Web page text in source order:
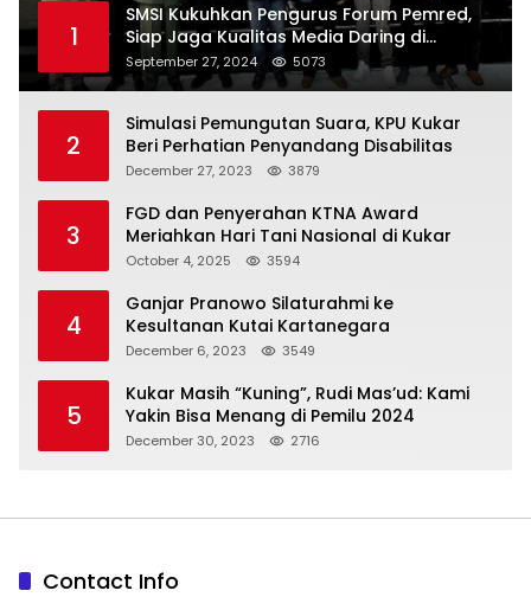
1
SMSI Kukuhkan Pengurus Forum Pemred,
Siap Jaga Kualitas Media Daring di
Indonesia
September 27, 2024 5073
2
Simulasi Pemungutan Suara, KPU Kukar
Beri Perhatian Penyandang Disabilitas
December 27, 2023 3879
3
FGD dan Penyerahan KTNA Award
Meriahkan Hari Tani Nasional di Kukar
October 4, 2025 3594
4
Ganjar Pranowo Silaturahmi ke
Kesultanan Kutai Kartanegara
December 6, 2023 3549
5
Kukar Masih “Kuning”, Rudi Mas’ud: Kami
Yakin Bisa Menang di Pemilu 2024
December 30, 2023 2716
Contact Info